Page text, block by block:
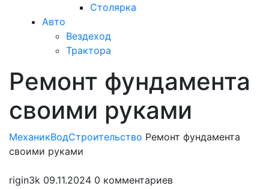
Столярка
Авто
Вездеход
Трактора
Закрыть
меню
Ремонт фундамента
своими руками
МеханикВодСтроительство Ремонт фундамента
своими руками
rigin3k 09.11.2024 0 комментариев